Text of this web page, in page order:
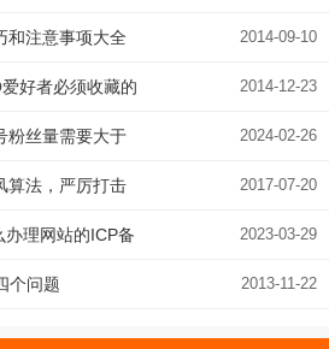
2014-09-10
和注意事项大全
2014-12-23
好者必须收藏的
2024-02-26
粉丝量需要大于
里轻松帮助您 2017-07-20
算法，严厉打击
2023-03-29
理网站的ICP备
2013-11-22
个问题